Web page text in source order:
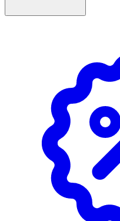
- Kan med fördel
Aqua, Aloe Barbadensis
Glycerin, Niacinamide,
Sodium PCA, Cocos
Hydrogenated Castor Oil,
Sodium Chloride, Sodium
Potassium Sorbate, Citric